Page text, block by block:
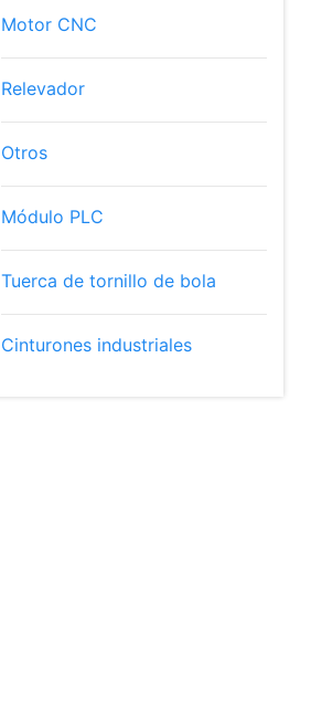
Motor CNC
Relevador
Otros
Módulo PLC
Tuerca de tornillo de bola
Cinturones industriales